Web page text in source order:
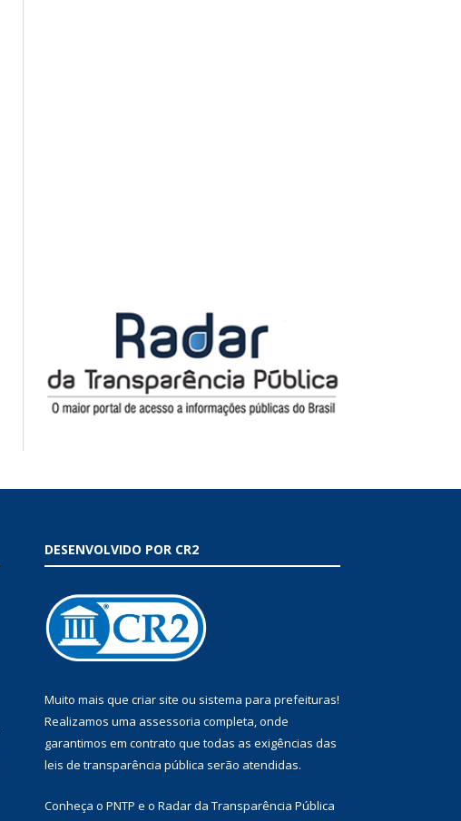
DESENVOLVIDO POR CR2
Muito mais que criar site ou sistema para prefeituras!
Realizamos uma assessoria completa, onde
garantimos em contrato que todas as exigências das
leis de transparência pública serão atendidas.
Conheça o PNTP e o Radar da Transparência Pública